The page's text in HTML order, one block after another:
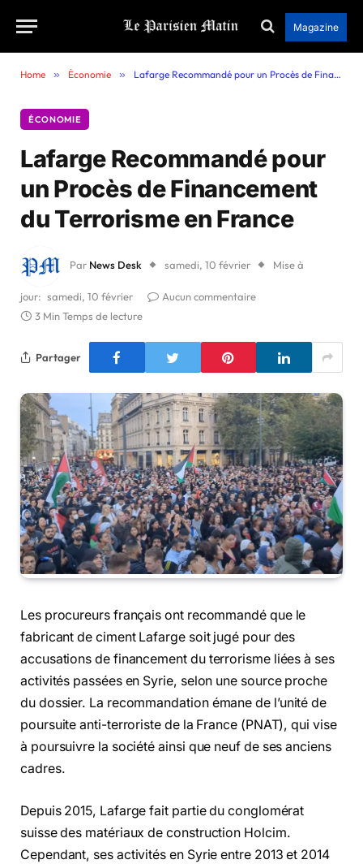
Magazine
Home » Économie » Lafarge Recommandé pour un Procès de Financement du Terrorisme en France
ÉCONOMIE
Lafarge Recommandé pour
un Procès de Financement
du Terrorisme en France
Par News Desk samedi, 10 février Mise à
jour: samedi, 10 février
Aucun commentaire
3 Min Temps de lecture
Partager
Les procureurs français ont recommandé que le
fabricant de ciment Lafarge soit jugé pour des
accusations de financement du terrorisme liées à ses
activités passées en Syrie, selon une source proche
du dossier. La recommandation émane de l’unité de
poursuite anti-terroriste de la France (PNAT), qui vise
à poursuivre la société ainsi que neuf de ses anciens
cadres.
Depuis 2015, Lafarge fait partie du conglomérat
suisse des matériaux de construction Holcim.
Cependant, ses activités en Syrie entre 2013 et 2014